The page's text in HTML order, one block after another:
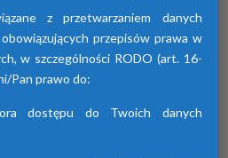
z przetwarzaniem danych
przepisów prawa w
w szczególności RODO (art. 16-
Pan prawo do:
dostępu do Twoich danych